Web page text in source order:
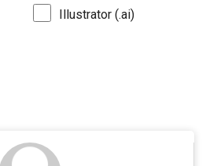
Illustrator (.ai)